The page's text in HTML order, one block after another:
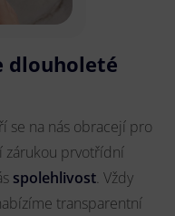
dlouholeté
se na nás obracejí pro
zárukou prvotřídní
spolehlivost. Vždy
transparentní